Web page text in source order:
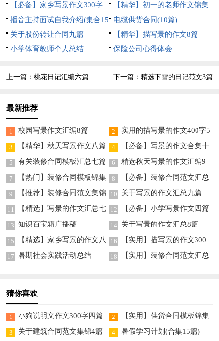
【必备】家乡写景作文300字
三篇
【精华】初一的老师作文锦集
八篇
播音主持面试自我介绍(集合15
篇)
电缆供货合同(10篇)
关于股份转让合同九篇
【精华】描写景的作文8篇
小学体育教师个人总结
保险公司心得体会
上一篇：桃花日记汇编六篇 下一篇： 精选下雪的日记范文3篇
最新推荐
1 校园写景作文汇编8篇 2
实用的描写景的作文400字5
篇
3 【精华】秋天写景作文八篇 4
【必备】写景的作文合集十
篇
5 有关装修合同模板汇总七篇 6
精选秋天写景的作文汇编9
篇
7
【热门】装修合同模板锦集
五篇
8
【必备】装修合同范文汇总
十篇
9
【推荐】装修合同范文集锦
9篇
10 关于写景的作文汇总九篇
11
【精选】写景的作文汇总七
篇
12 【必备】小学写景作文四篇
13 知识百宝箱广播稿 14 关于写景的作文汇总8篇
15
【精选】家乡写景的作文八
篇
16
【实用】描写景的作文300
字九篇
17 暑期社会实践活动总结 18
【实用】装修合同范文汇总
猜你喜欢
1 小狗说明文作文300字四篇 2
【实用】供货合同模板锦集
10篇
3 关于建筑合同范文集锦4篇 4 暑假学习计划(合集15篇)